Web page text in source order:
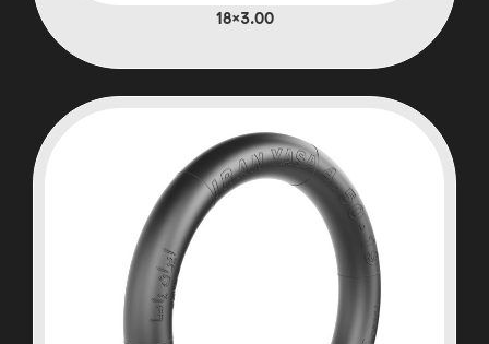
3.00×18